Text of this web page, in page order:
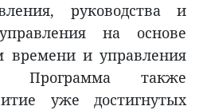
руководства и
управления на основе
времени и управления
Программа также
уже достигнутых